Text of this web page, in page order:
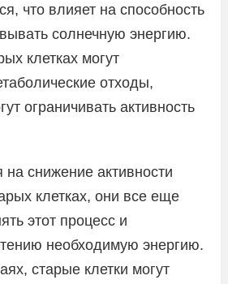
что влияет на способность
солнечную энергию.
клетках могут
отходы,
ограничивать активность
снижение активности
клетках, они все еще
этот процесс и
необходимую энергию.
старые клетки могут